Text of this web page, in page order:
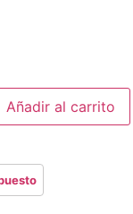
Añadir al carrito